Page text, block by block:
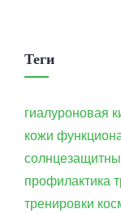
Теги
гиалуроновая
кожи
профилактика
тренировки